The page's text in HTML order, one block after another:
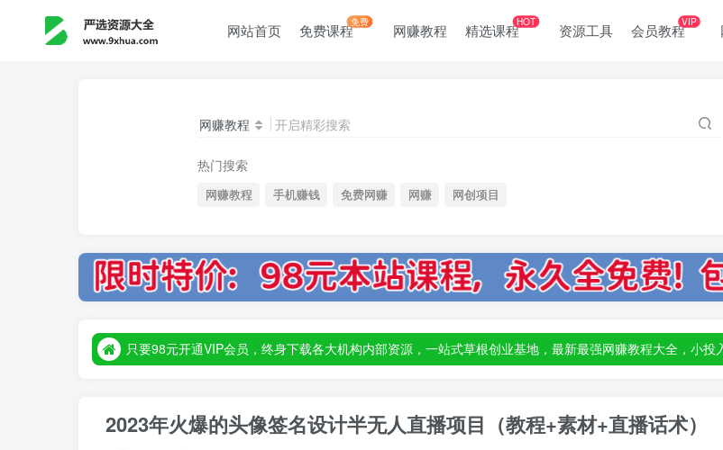
网站首页 免费课程免费 网赚教程 精选课程HOT 资源工具 会员教程VIP
网赚教程 开启精彩搜索
热门搜索
网赚教程 手机赚钱 免费网赚 网赚 网创项目
只要98元开通VIP会员，终身下载各大机构内部资源，一站式草根创业基地，最新最强网赚教程大全，小投
只要98元开通VIP会员，终身下载各大机构内部资源，一站式草根创业基地，最新最强网赚教程大全，小投
2023年火爆的头像签名设计半无人直播项目（教程+素材+直播话术）